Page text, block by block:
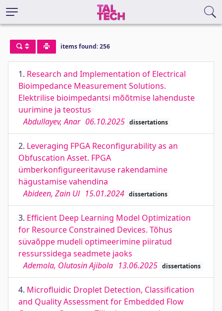
items found: 256
1. Research and Implementation of Electrical
Bioimpedance Measurement Solutions.
Elektrilise bioimpedantsi mõõtmise lahenduste
uurimine ja teostus
Abdullayev, Anar 06.10.2025 dissertations
2. Leveraging FPGA Reconfigurability as an
Obfuscation Asset. FPGA
ümberkonfigureeritavuse rakendamine
hägustamise vahendina
Abideen, Zain Ul 15.01.2024 dissertations
3. Efficient Deep Learning Model Optimization
for Resource Constrained Devices. Tõhus
süvaõppe mudeli optimeerimine piiratud
ressurssidega seadmete jaoks
Ademola, Olutosin Ajibola 13.06.2025 dissertations
4. Microﬂuidic Droplet Detection, Classiﬁcation
and Quality Assessment for Embedded Flow